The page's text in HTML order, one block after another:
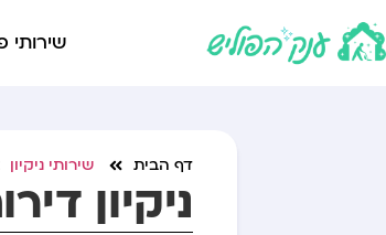
שירותי
דף הבית שירותי ניקיון
ניקיון